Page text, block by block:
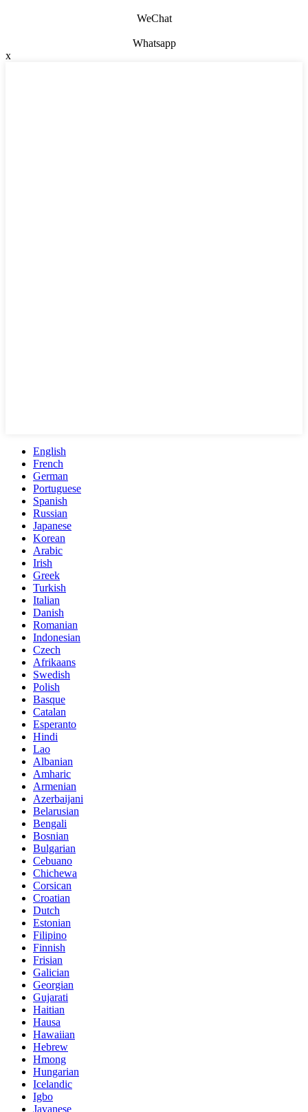
WeChat
Whatsapp
x
English
French
German
Portuguese
Spanish
Russian
Japanese
Korean
Arabic
Irish
Greek
Turkish
Italian
Danish
Romanian
Indonesian
Czech
Afrikaans
Swedish
Polish
Basque
Catalan
Esperanto
Hindi
Lao
Albanian
Amharic
Armenian
Azerbaijani
Belarusian
Bengali
Bosnian
Bulgarian
Cebuano
Chichewa
Corsican
Croatian
Dutch
Estonian
Filipino
Finnish
Frisian
Galician
Georgian
Gujarati
Haitian
Hausa
Hawaiian
Hebrew
Hmong
Hungarian
Icelandic
Igbo
Javanese